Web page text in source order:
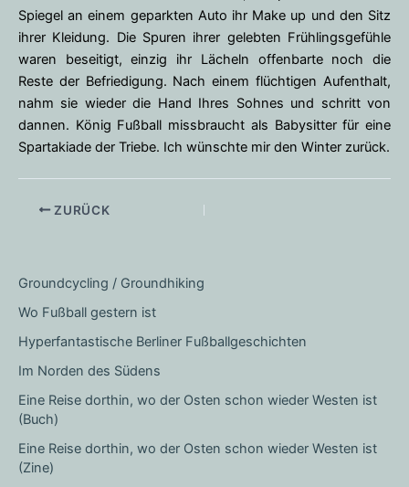
Spiegel an einem geparkten Auto ihr Make up und den Sitz
ihrer Kleidung. Die Spuren ihrer gelebten Frühlingsgefühle
waren beseitigt, einzig ihr Lächeln offenbarte noch die
Reste der Befriedigung. Nach einem flüchtigen Aufenthalt,
nahm sie wieder die Hand Ihres Sohnes und schritt von
dannen. König Fußball missbraucht als Babysitter für eine
Spartakiade der Triebe. Ich wünschte mir den Winter zurück.
ZURÜCK
Groundcycling / Groundhiking
Wo Fußball gestern ist
Hyperfantastische Berliner Fußballgeschichten
Im Norden des Südens
Eine Reise dorthin, wo der Osten schon wieder Westen ist
(Buch)
Eine Reise dorthin, wo der Osten schon wieder Westen ist
(Zine)